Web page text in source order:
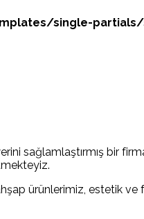
single-partials/
sağlamlaştırmış bir
ürünlerimiz, estetik ve